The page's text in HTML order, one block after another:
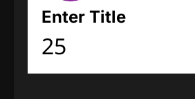
Enter Title
25